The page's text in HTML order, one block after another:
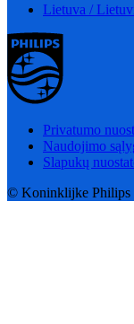
Lietuva /
Privatumo
Naudojimo
Slapukų
© Koninklijke Philips